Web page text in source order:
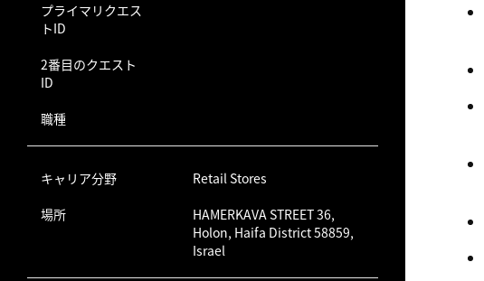
プライマリクエス
トID
2番目のクエスト
ID
職種
キャリア分野
Retail Stores
場所
HAMERKAVA STREET 36,
Holon, Haifa District 58859,
Israel